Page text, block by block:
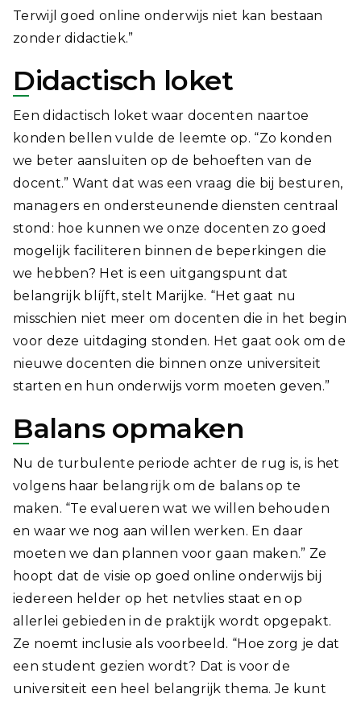
Terwijl goed online onderwijs niet kan bestaan
zonder didactiek.”
Didactisch loket
Een didactisch loket waar docenten naartoe
konden bellen vulde de leemte op. “Zo konden
we beter aansluiten op de behoeften van de
docent.” Want dat was een vraag die bij besturen,
managers en ondersteunende diensten centraal
stond: hoe kunnen we onze docenten zo goed
mogelijk faciliteren binnen de beperkingen die
we hebben? Het is een uitgangspunt dat
belangrijk blíjft, stelt Marijke. “Het gaat nu
misschien niet meer om docenten die in het begin
voor deze uitdaging stonden. Het gaat ook om de
nieuwe docenten die binnen onze universiteit
starten en hun onderwijs vorm moeten geven.”
Balans opmaken
Nu de turbulente periode achter de rug is, is het
volgens haar belangrijk om de balans op te
maken. “Te evalueren wat we willen behouden
en waar we nog aan willen werken. En daar
moeten we dan plannen voor gaan maken.” Ze
hoopt dat de visie op goed online onderwijs bij
iedereen helder op het netvlies staat en op
allerlei gebieden in de praktijk wordt opgepakt.
Ze noemt inclusie als voorbeeld. “Hoe zorg je dat
een student gezien wordt? Dat is voor de
universiteit een heel belangrijk thema. Je kunt